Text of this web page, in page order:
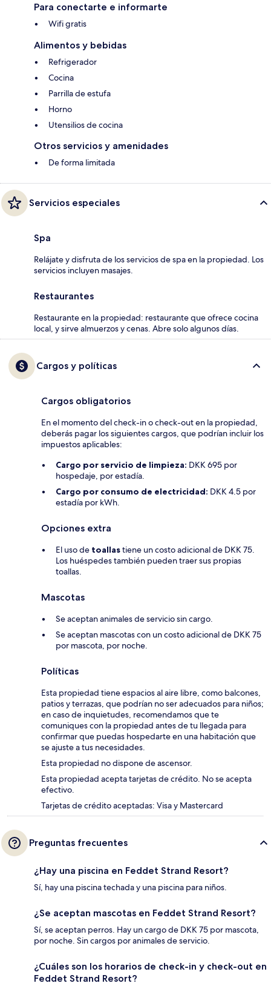
Para conectarte e informarte
Wifi gratis
Alimentos y bebidas
Refrigerador
Cocina
Parrilla de estufa
Horno
Utensilios de cocina
Otros servicios y amenidades
De forma limitada
Servicios especiales
Spa
Relájate y disfruta de los servicios de spa en la propiedad. Los
servicios incluyen masajes.
Restaurantes
Restaurante en la propiedad: restaurante que ofrece cocina
local, y sirve almuerzos y cenas. Abre solo algunos días.
Cargos y políticas
Cargos obligatorios
En el momento del check-in o check-out en la propiedad,
deberás pagar los siguientes cargos, que podrían incluir los
impuestos aplicables:
Cargo por servicio de limpieza: DKK 695 por
hospedaje, por estadía.
Cargo por consumo de electricidad: DKK 4.5 por
estadía por kWh.
Opciones extra
El uso de toallastiene un costo adicional de DKK 75.
Los huéspedes también pueden traer sus propias
toallas.
Mascotas
Se aceptan animales de servicio sin cargo.
Se aceptan mascotas con un costo adicional de DKK 75
por mascota, por noche.
Políticas
Esta propiedad tiene espacios al aire libre, como balcones,
patios y terrazas, que podrían no ser adecuados para niños;
en caso de inquietudes, recomendamos que te
comuniques con la propiedad antes de tu llegada para
confirmar que puedas hospedarte en una habitación que
se ajuste a tus necesidades.
Esta propiedad no dispone de ascensor.
Esta propiedad acepta tarjetas de crédito. No se acepta
efectivo.
Tarjetas de crédito aceptadas: Visa y Mastercard
Preguntas frecuentes
¿Hay una piscina en Feddet Strand Resort?
Sí, hay una piscina techada y una piscina para niños.
¿Se aceptan mascotas en Feddet Strand Resort?
Sí, se aceptan perros. Hay un cargo de DKK 75 por mascota,
por noche. Sin cargos por animales de servicio.
¿Cuáles son los horarios de check-in y check-out en
Feddet Strand Resort?